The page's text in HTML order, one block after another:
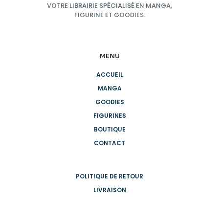
VOTRE LIBRAIRIE SPÉCIALISÉ EN MANGA,
FIGURINE ET GOODIES.
MENU
ACCUEIL
MANGA
GOODIES
FIGURINES
BOUTIQUE
CONTACT
POLITIQUE DE RETOUR
LIVRAISON